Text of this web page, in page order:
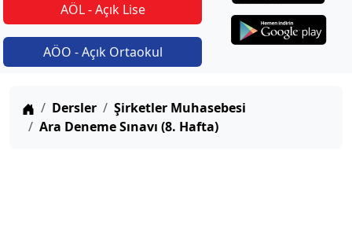
AÖL - Açık Lise
AÖO - Açık Ortaokul
Anasayfa
Dersler
Şirketler Muhasebesi
Ara Deneme Sınavı (8. Hafta)